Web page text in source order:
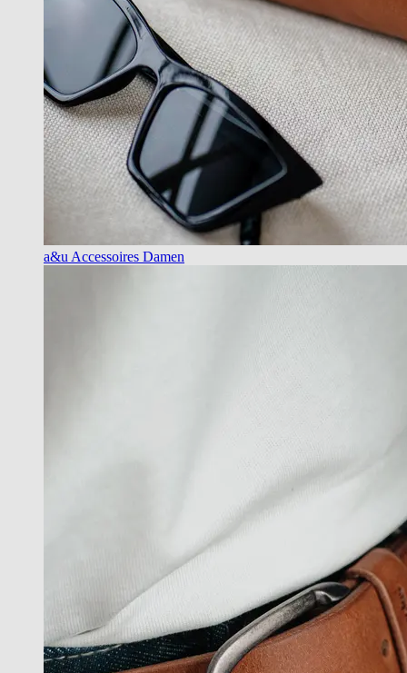
a&u Accessoires Damen